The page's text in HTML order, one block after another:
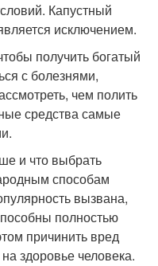
Капустный
исключением.
получить богатый
с болезнями,
чем полить
средства самые
и что выбрать
способам
вызвана,
полностью
причинить вред
здоровье человека.